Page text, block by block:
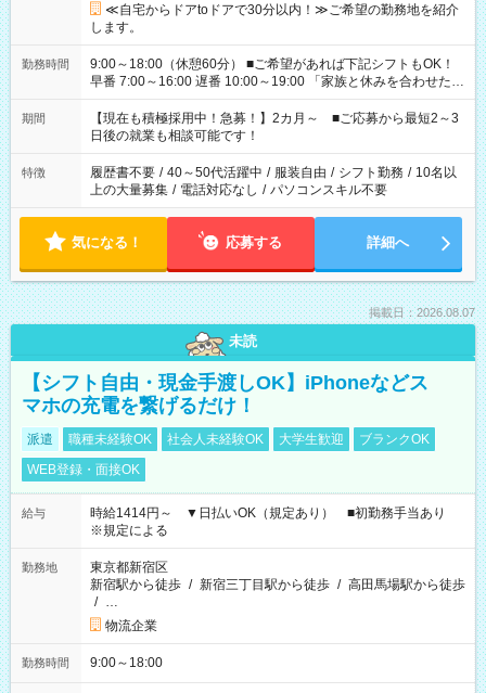
≪自宅からドアtoドアで30分以内！≫ご希望の勤務地を紹介
します。
勤務時間
9:00～18:00（休憩60分） ■ご希望があれば下記シフトもOK！
早番 7:00～16:00 遅番 10:00～19:00 「家族と休みを合わせた
い」 「余裕を持って夕飯の準備がしたい」 「できれば残業はし
たくない」 など、ご希望を教えてくださいね。 ※Wワーク希望
の方へ 今ご覧のお仕事で希望する勤務時間と、もう1つのお仕事
の勤務時間。 合計で週40時間を超える場合は応募できません。
期間
【現在も積極採用中！急募！】2カ月～ ■ご応募から最短2～3
日後の就業も相談可能です！
特徴 履歴書不要 / 40～50代活躍中 / 服装自由 / シフト勤務 / 10名以
上の大量募集 / 電話対応なし / パソコンスキル不要
気になる！ 応募する 詳細へ
掲載日：2026.08.07
未読
【シフト自由・現金手渡しOK】iPhoneなどス
マホの充電を繋げるだけ！
派遣 職種未経験OK 社会人未経験OK 大学生歓迎
ブランクOK
WEB登録・面接OK
給与
時給1414円～ ▼日払いOK（規定あり） ■初勤務手当あり
※規定による
勤務地
東京都新宿区
新宿駅から徒歩 / 新宿三丁目駅から徒歩 / 高田馬場駅から徒歩
/ …
物流企業
勤務時間 9:00～18:00